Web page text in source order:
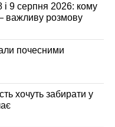
і 9 серпня 2026: кому
важливу розмову
почесними
хочуть забирати у